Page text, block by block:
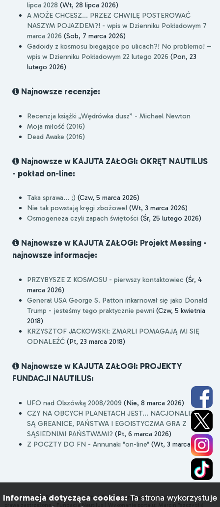
lipca 2028 (Wt, 28 lipca 2026)
A MOŻE CHCESZ... PRZEZ CHWILĘ POSTEROWAĆ
NASZYM POJAZDEM?! - wpis w Dzienniku Pokładowym 7
marca 2026 (Sob, 7 marca 2026)
Gadoidy z kosmosu biegające po ulicach?! No problemo! –
wpis w Dzienniku Pokładowym 22 lutego 2026 (Pon, 23
lutego 2026)
Najnowsze recenzje:
Recenzja książki „Wędrówka dusz” - Michael Newton
Moja miłość (2016)
Dead Awake (2016)
Najnowsze w KAJUTA ZAŁOGI: OKRĘT NAUTILUS
- pokład on-line:
Taka sprawa... ;) (Czw, 5 marca 2026)
Nie tak powstają kręgi zbożowe! (Wt, 3 marca 2026)
Osmogeneza czyli zapach świętości (Śr, 25 lutego 2026)
Najnowsze w KAJUTA ZAŁOGI: Projekt Messing -
najnowsze informacje:
PRZYBYSZE Z KOSMOSU - pierwszy kontaktowiec (Śr, 4
marca 2026)
Generał USA George S. Patton inkarnował się jako Donald
Trump - jesteśmy tego praktycznie pewni (Czw, 5 kwietnia
2018)
KRZYSZTOF JACKOWSKI: ZMARLI POMAGAJĄ MI SIĘ
ODNALEŹĆ (Pt, 23 marca 2018)
Najnowsze w KAJUTA ZAŁOGI: PROJEKTY
FUNDACJI NAUTILUS:
UFO nad Olszówką 2008/2009 (Nie, 8 marca 2026)
CZY NA OBCYCH PLANETACH JEST... NACJONALIZM,
SĄ GREANICE, PAŃSTWA I EGOISTYCZMA GRA Z
SĄSIEDNIMI PAŃSTWAMI? (Pt, 6 marca 2026)
Z POCZTY DO FN - Annunaki "on-line" (Wt, 3 marca 2026)
Wersja [Lo-Fi] Regulamin serwisu|Polityka prywatności|(c) 2026 Wszelkie
prawa zastrzeżone - Fundacja Nautilus |
Informacja dotycząca cookies: Ta strona wykorzystuje